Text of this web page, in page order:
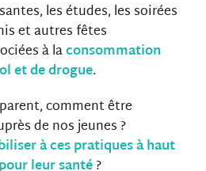
les études, les soirées
et autres fêtes
à laconsommation
et de drogue.
comment être
de nos jeunes ?
à ces pratiques à haut